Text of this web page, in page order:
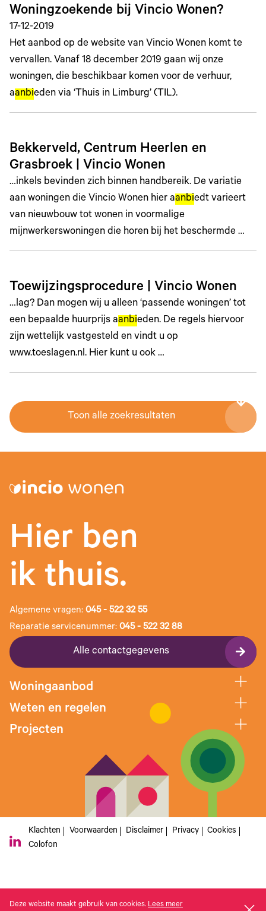
Woningzoekende bij Vincio Wonen?
17-12-2019
Het aanbod op de website van Vincio Wonen komt te
vervallen. Vanaf 18 december 2019 gaan wij onze
woningen, die beschikbaar komen voor de verhuur,
aanbieden via ‘Thuis in Limburg’ (TIL).
Bekkerveld, Centrum Heerlen en
Grasbroek | Vincio Wonen
…inkels bevinden zich binnen handbereik. De variatie
aan woningen die Vincio Wonen hier aanbiedt varieert
van nieuwbouw tot wonen in voormalige
mijnwerkerswoningen die horen bij het beschermde …
Toewijzingsprocedure | Vincio Wonen
…lag? Dan mogen wij u alleen ‘passende woningen’ tot
een bepaalde huurprijs aanbieden. De regels hiervoor
zijn wettelijk vastgesteld en vindt u op
www.toeslagen.nl. Hier kunt u ook …
Toon alle zoekresultaten
Hier ben
ik thuis.
Algemene vragen: 045 - 522 32 55
Reparatie servicenummer: 045 - 522 32 88
Alle contactgegevens
Woningaanbod
Weten en regelen
Projecten
Klachten Voorwaarden Disclaimer Privacy
Cookies
Colofon
Deze website maakt gebruik van cookies. Lees meer